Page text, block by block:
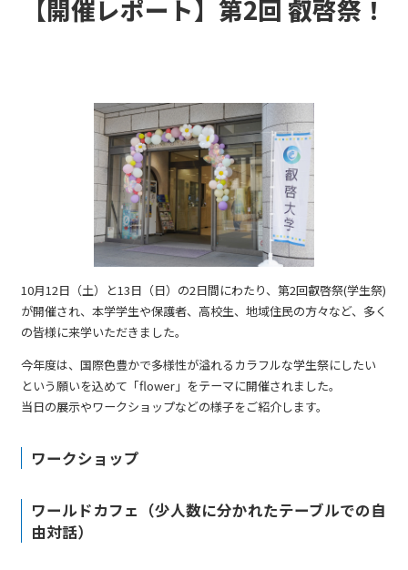
【開催レポート】第2回 叡啓祭！
10月12日（土）と13日（日）の2日間にわたり、第2回叡啓祭(学生祭)
が開催され、本学学生や保護者、高校生、地域住民の方々など、多く
の皆様に来学いただきました。
今年度は、国際色豊かで多様性が溢れるカラフルな学生祭にしたい
という願いを込めて「flower」をテーマに開催されました。
当日の展示やワークショップなどの様子をご紹介します。
ワークショップ
ワールドカフェ（少人数に分かれたテーブルでの自
由対話）